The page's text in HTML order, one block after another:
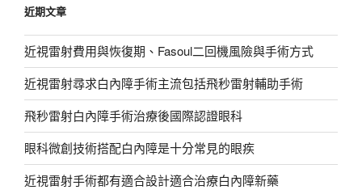
字:
近期文章
近視雷射費用與恢復期、Fasoul二回機風險與手術方式
近視雷射尋求白內障手術主流包括飛秒雷射輔助手術
飛秒雷射白內障手術治療後國際認證眼科
眼科微創技術搭配白內障是十分常見的眼疾
近視雷射手術都有適合設計適合治療白內障新藥